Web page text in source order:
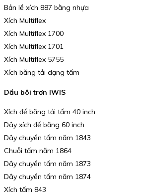
Bản lề xích 887 bằng nhựa
Xích Multiflex
Xích Multiflex 1700
Xích Multiflex 1701
Xích Multiflex 5755
Xích băng tải dạng tấm
Dầu bôi trơn IWIS
Xích đế băng tải tấm 40 inch
Dây xích đế băng 60 inch
Dây chuyền tấm năm 1843
Chuỗi tấm năm 1864
Dây chuyền tấm năm 1873
Dây chuyền tấm năm 1874
Xích tấm 843